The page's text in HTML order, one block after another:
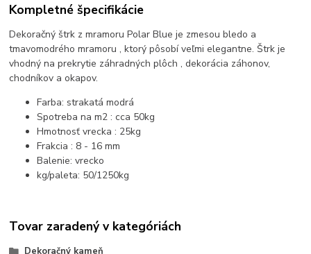
Kompletné špecifikácie
Dekoračný štrk z mramoru Polar Blue je zmesou bledo a
tmavomodrého mramoru , ktorý pôsobí veľmi elegantne. Štrk je
vhodný na prekrytie záhradných plôch , dekorácia záhonov,
chodníkov a okapov.
Farba: strakatá modrá
Spotreba na m2 : cca 50kg
Hmotnosť vrecka : 25kg
Frakcia : 8 - 16 mm
Balenie: vrecko
kg/paleta: 50/1250kg
Tovar zaradený v kategóriách
Dekoračný kameň